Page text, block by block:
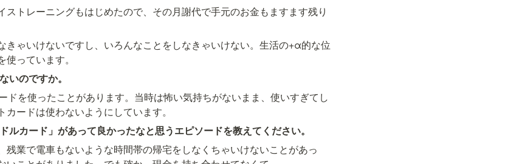
ストレーニングもはじめたので、その月謝代で手元のお金もますます残り
きゃいけないですし、いろんなことをしなきゃいけない。生活の+α的な位
いのですか。
ドを使ったことがあります。当時は怖い気持ちがないまま、使いすぎてし
ルカード」があって良かったなと思うエピソードを教えてください。
残業で電車もないような時間帯の帰宅をしなくちゃいけないことがあっ